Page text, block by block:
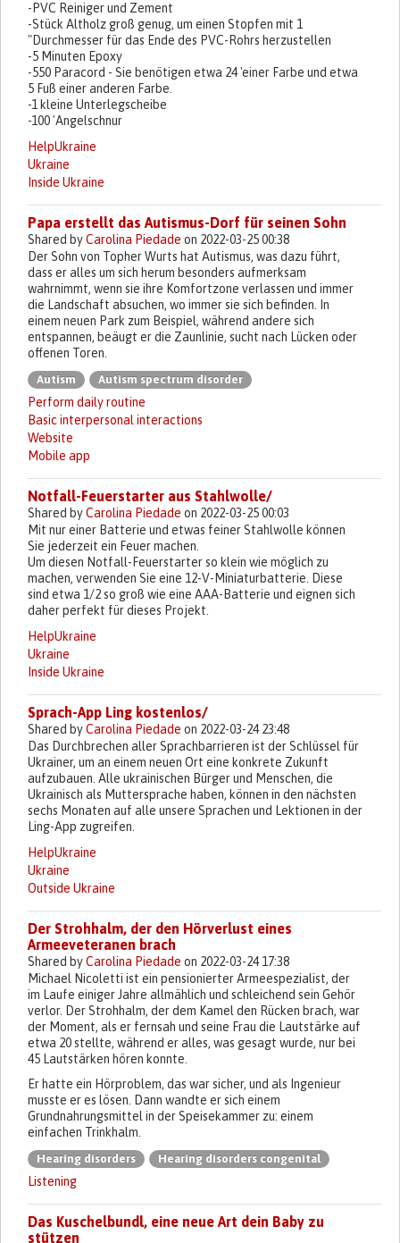
-PVC Reiniger und Zement
-Stück Altholz groß genug, um einen Stopfen mit 1
"Durchmesser für das Ende des PVC-Rohrs herzustellen
-5 Minuten Epoxy
-550 Paracord - Sie benötigen etwa 24 'einer Farbe und etwa
5 Fuß einer anderen Farbe.
-1 kleine Unterlegscheibe
-100 'Angelschnur
HelpUkraine
Ukraine
Inside Ukraine
Papa erstellt das Autismus-Dorf für seinen Sohn
Shared byCarolina Piedade on 2022-03-25 00:38
Der Sohn von Topher Wurts hat Autismus, was dazu führt,
dass er alles um sich herum besonders aufmerksam
wahrnimmt, wenn sie ihre Komfortzone verlassen und immer
die Landschaft absuchen, wo immer sie sich befinden. In
einem neuen Park zum Beispiel, während andere sich
entspannen, beäugt er die Zaunlinie, sucht nach Lücken oder
offenen Toren.
Autism Autism spectrum disorder
Perform daily routine
Basic interpersonal interactions
Website
Mobile app
Notfall-Feuerstarter aus Stahlwolle/
Shared byCarolina Piedade on 2022-03-25 00:03
Mit nur einer Batterie und etwas feiner Stahlwolle können
Sie jederzeit ein Feuer machen.
Um diesen Notfall-Feuerstarter so klein wie möglich zu
machen, verwenden Sie eine 12-V-Miniaturbatterie. Diese
sind etwa 1/2 so groß wie eine AAA-Batterie und eignen sich
daher perfekt für dieses Projekt.
HelpUkraine
Ukraine
Inside Ukraine
Sprach-App Ling kostenlos/
Shared byCarolina Piedade on 2022-03-24 23:48
Das Durchbrechen aller Sprachbarrieren ist der Schlüssel für
Ukrainer, um an einem neuen Ort eine konkrete Zukunft
aufzubauen. Alle ukrainischen Bürger und Menschen, die
Ukrainisch als Muttersprache haben, können in den nächsten
sechs Monaten auf alle unsere Sprachen und Lektionen in der
Ling-App zugreifen.
HelpUkraine
Ukraine
Outside Ukraine
Der Strohhalm, der den Hörverlust eines
Armeeveteranen brach
Shared byCarolina Piedade on 2022-03-24 17:38
Michael Nicoletti ist ein pensionierter Armeespezialist, der
im Laufe einiger Jahre allmählich und schleichend sein Gehör
verlor. Der Strohhalm, der dem Kamel den Rücken brach, war
der Moment, als er fernsah und seine Frau die Lautstärke auf
etwa 20 stellte, während er alles, was gesagt wurde, nur bei
45 Lautstärken hören konnte.
Er hatte ein Hörproblem, das war sicher, und als Ingenieur
musste er es lösen. Dann wandte er sich einem
Grundnahrungsmittel in der Speisekammer zu: einem
einfachen Trinkhalm.
Hearing disorders Hearing disorders congenital
Listening
Das Kuschelbundl, eine neue Art dein Baby zu
stützen